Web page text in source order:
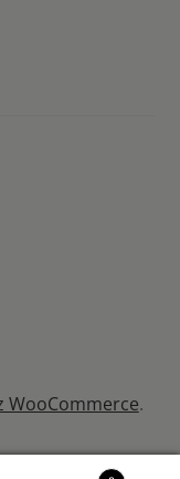
WooCommerce.